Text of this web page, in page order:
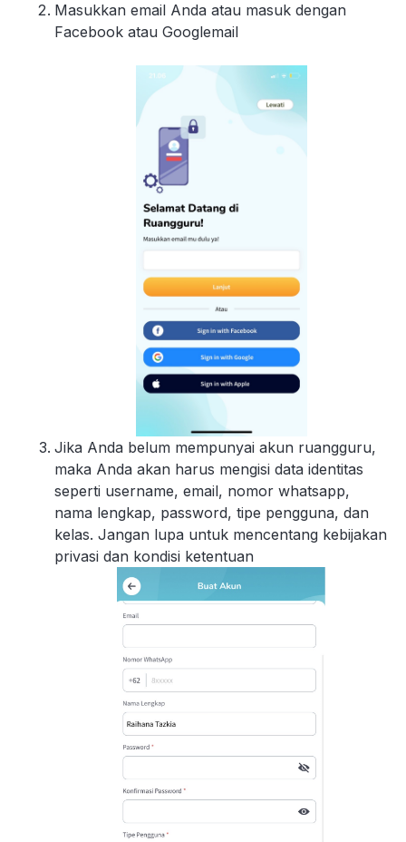
Masukkan email Anda atau masuk dengan
Facebook atau Googlemail
Jika Anda belum mempunyai akun ruangguru,
maka Anda akan harus mengisi data identitas
seperti username, email, nomor whatsapp,
nama lengkap, password, tipe pengguna, dan
kelas. Jangan lupa untuk mencentang kebijakan
privasi dan kondisi ketentuan